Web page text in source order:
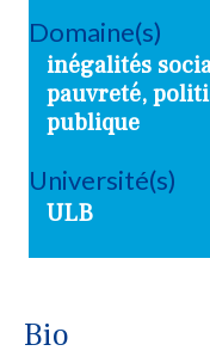
Bio
Domaine(s)
inégalités
pauvreté,
publique
Université(s)
ULB